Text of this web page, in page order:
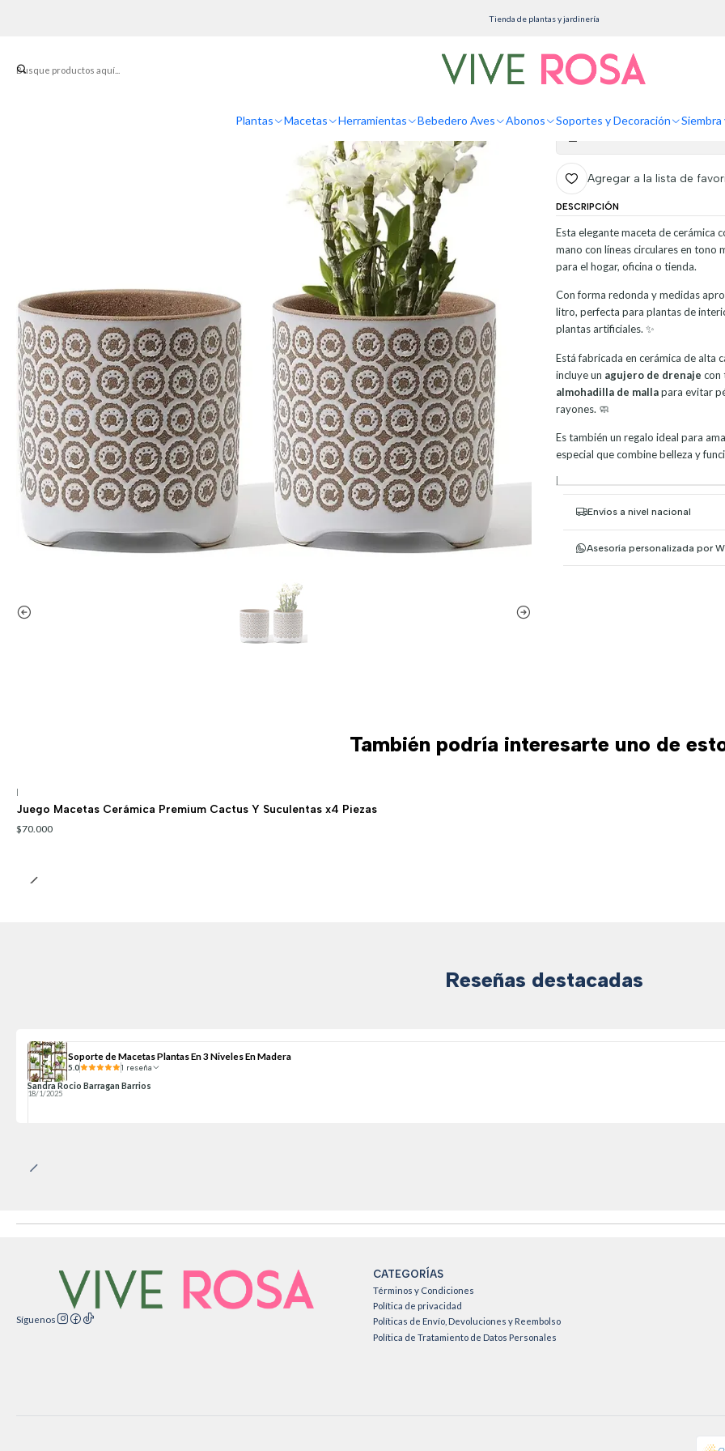
Plantas Macetas Herramientas Bebedero Aves Abonos Soportes y Decoración
Tienda de plantas y jardinería
Maceta Cerámica Premium Diseño Esmerilado 14cm Diam x14alto
Maceta
Agregar a la lista de
DESCRIPCIÓN
Esta elegante maceta de cerámica
mano con líneas circulares en tono
para el hogar, oficina o tienda.
Con forma redonda y medidas
litro, perfecta para plantas de
plantas artificiales. ✨
Está fabricada en cerámica de alta
incluye un agujero de drenaje con
almohadilla de mallapara evitar
rayones. 🧼
Es también un regalo ideal para
especial que combine belleza y
Envíos a nivel nacional
Asesoría personalizada por
También podría interesarte uno de
|
Juego Macetas Cerámica Premium Cactus Y Suculentas x4 Piezas
$70.000
Reseñas destacadas
Soporte de Macetas Plantas En 3 Niveles En Madera
5.0 1 reseña
Sandra Rocio Barragan Barrios
18/1/2025
Síguenos
CATEGORÍAS
Términos y Condiciones
Política de privacidad
Políticas de Envío, Devoluciones y Reembolso
Política de Tratamiento de Datos Personales